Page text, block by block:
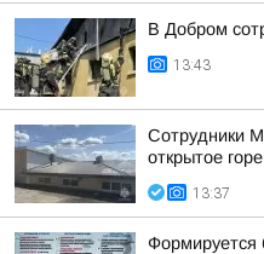
В Добром
13:43
Сотрудники
открытое
13:37
Формируется